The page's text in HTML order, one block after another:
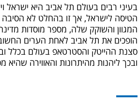
הטיסה לישראל, אך זו בהחלט לא
המגוון והשוקק שלה, מספר מוסדות
הופכים את תל אביב לאחת הערים
סצנת ההייטק והסטרטאפ בעולם בכלל
ובכך ליהנות מהיתרונות והאווירה שהיא